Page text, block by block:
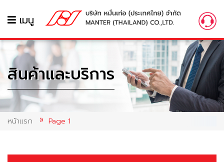
เมนู
สินค้าและบริการ
หน้าแรก Page 1